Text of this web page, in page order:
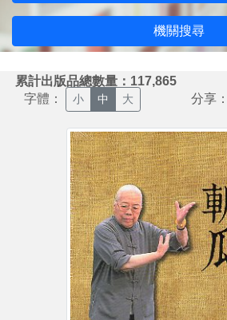
機關搜尋
累計出版品總數量：117,865
字體： 小 中 大 分享：